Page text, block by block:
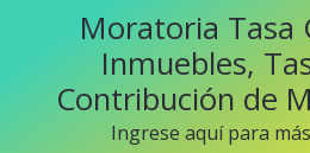
Moratoria Tasa
Inmuebles,
Contribución de
Ingrese aquí para